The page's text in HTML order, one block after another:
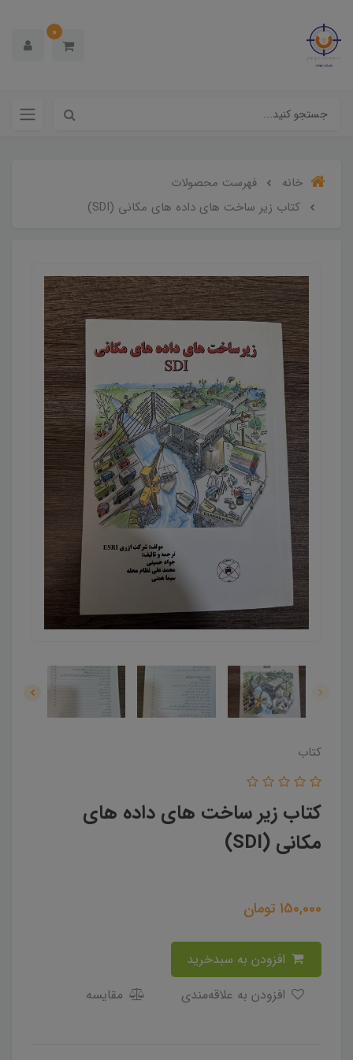
0
خانه
فهرست محصولات
کتاب زیر ساخت های داده های مکانی (SDI)
کتاب
کتاب زیر ساخت های داده های
مکانی (SDI)
150,000 تومان
مقایسه